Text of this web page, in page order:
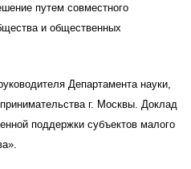
путем совместного
и общественных
Департамента науки,
г. Москвы. Доклад
поддержки субъектов малого